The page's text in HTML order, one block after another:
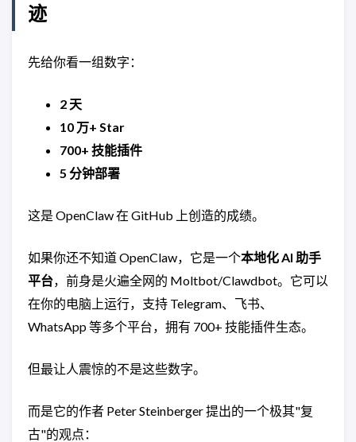
迹
先给你看一组数字：
2 天
10 万+ Star
700+ 技能插件
5 分钟部署
这是 OpenClaw 在 GitHub 上创造的成绩。
如果你还不知道 OpenClaw，它是一个本地化 AI 助手
平台，前身是火遍全网的 Moltbot/Clawdbot。它可以
在你的电脑上运行，支持 Telegram、飞书、
WhatsApp 等多个平台，拥有 700+ 技能插件生态。
但最让人震惊的不是这些数字。
而是它的作者 Peter Steinberger 提出的一个极其"复
古"的观点：